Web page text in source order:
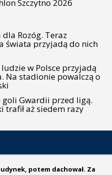
Szczytno 2026
Rozóg. Teraz
świata przyjadą do nich
w Polsce przyjadą
Na stadionie powalczą o
goli Gwardii przed ligą.
trafił aż siedem razy
potem dachował. Za